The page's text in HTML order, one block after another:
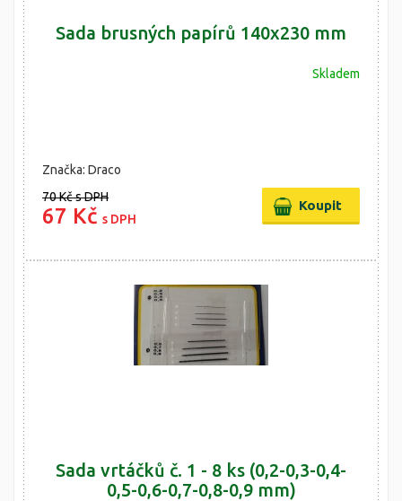
Sada brusných papírů 140x230 mm
Skladem
Značka: Draco
70 Kčs DPH
67 Kč s DPH
Sada vrtáčků č. 1 - 8 ks (0,2-0,3-0,4-
0,5-0,6-0,7-0,8-0,9 mm)